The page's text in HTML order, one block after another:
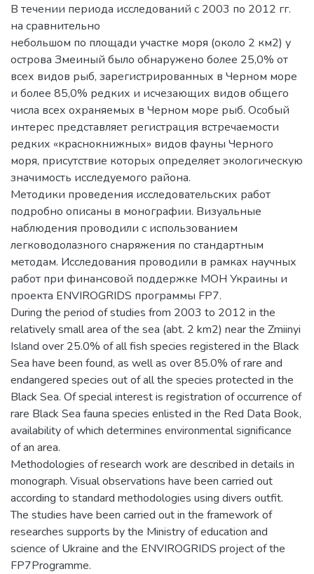
В течении периода исследований с 2003 по 2012 гг.
на сравнительно
небольшом по площади участке моря (около 2 км2) у
острова Змеиный было обнаружено более 25,0% от
всех видов рыб, зарегистрированных в Черном море
и более 85,0% редких и исчезающих видов общего
числа всех охраняемых в Черном море рыб. Особый
интерес представляет регистрация встречаемости
редких «краснокнижных» видов фауны Черного
моря, присутствие которых определяет экологическую
значимость исследуемого района.
Методики проведения исследовательских работ
подробно описаны в монографии. Визуальные
наблюдения проводили c использованием
легководолазного снаряжения по стандартным
методам. Исследования проводили в рамках научных
работ при финансовой поддержке МОН Украины и
проекта ENVIROGRIDS программы FP7.
During the period of studies from 2003 to 2012 in the
relatively small area of the sea (abt. 2 km2) near the Zmiinyi
Island over 25.0% of all fish species registered in the Black
Sea have been found, as well as over 85.0% of rare and
endangered species out of all the species protected in the
Black Sea. Of special interest is registration of occurrence of
rare Black Sea fauna species enlisted in the Red Data Book,
availability of which determines environmental significance
of an area.
Methodologies of research work are described in details in
monograph. Visual observations have been carried out
according to standard methodologies using divers outfit.
The studies have been carried out in the framework of
researches supports by the Ministry of education and
science of Ukraine and the ENVIROGRIDS project of the
FP7Programme.